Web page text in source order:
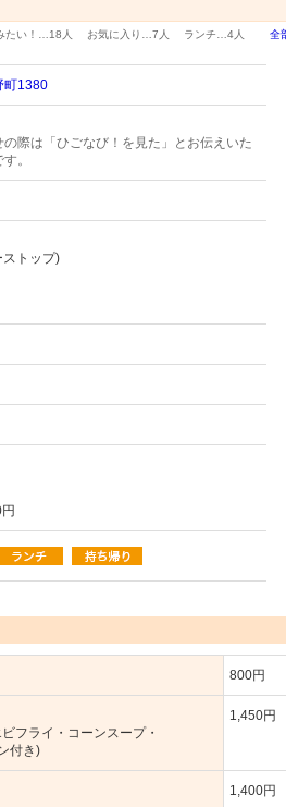
たい！… 18人 お気に入り… 7人 ランチ… 4人 全
町1380
際は「ひごなび！を見た」とお伝えいた
。
トップ)
800円
フライ・コーンスープ・
付き)
1,450円
1,400円